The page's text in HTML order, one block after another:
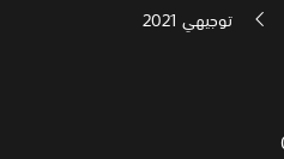
توجيهي 2021